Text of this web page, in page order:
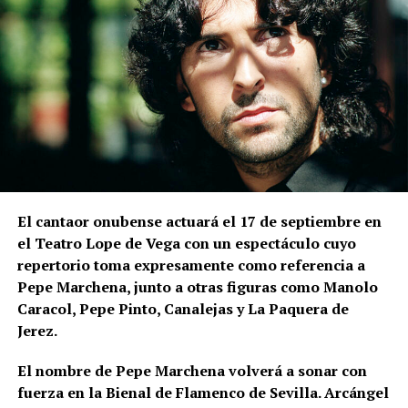
zona elevada de La Mota.
Las excavaciones realizadas en el sector nororiental
de la Alcazaba son especialmente relevantes para
comprender la relación entre muralla y topografía.
Bellido señala que los constructores aprovecharon
expresamente el desnivel del cerro de La Mota.
parte superior levantaron la muralla y, en una
posición inferior, unaestructura ataludada que
inicialmente servía como refuerzo o contrafuerte y
que posteriormente adquirió función de antemuro o
barbacana.Entre ambas estructuras se fueron
colocando rellenos de tierra separados por
tongadas de cal hasta conformar la liza,
nivel del mar.
El cantaor onubense actuará el 17 de septiembre en
el Teatro Lope de Vega con un espectáculo cuyo
repertorio toma expresamente como referencia a
Pepe Marchena, junto a otras figuras como Manolo
Caracol, Pepe Pinto, Canalejas y La Paquera de
Jerez.
El nombre de Pepe Marchena volverá a sonar con
fuerza en la Bienal de Flamenco de Sevilla. Arcángel